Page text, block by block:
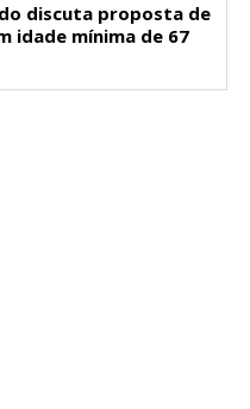
discuta proposta de
idade mínima de 67